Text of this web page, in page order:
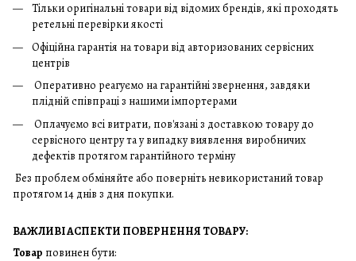
Тільки оригінальні товари від відомих брендів, які проходять
ретельні перевірки якості
Офіційна гарантія на товари від авторизованих сервісних
центрів
Оперативно реагуємо на гарантійні звернення, завдяки
плідній співпраці з нашими імпортерами
Оплачуємо всі витрати, пов'язані з доставкою товару до
сервісного центру та у випадку виявлення виробничих
дефектів протягом гарантійного терміну
Без проблем обміняйте або поверніть невикористаний товар
протягом 14 днів з дня покупки.
ВАЖЛИВІ АСПЕКТИ ПОВЕРНЕННЯ ТОВАРУ:
Товар повинен бути: